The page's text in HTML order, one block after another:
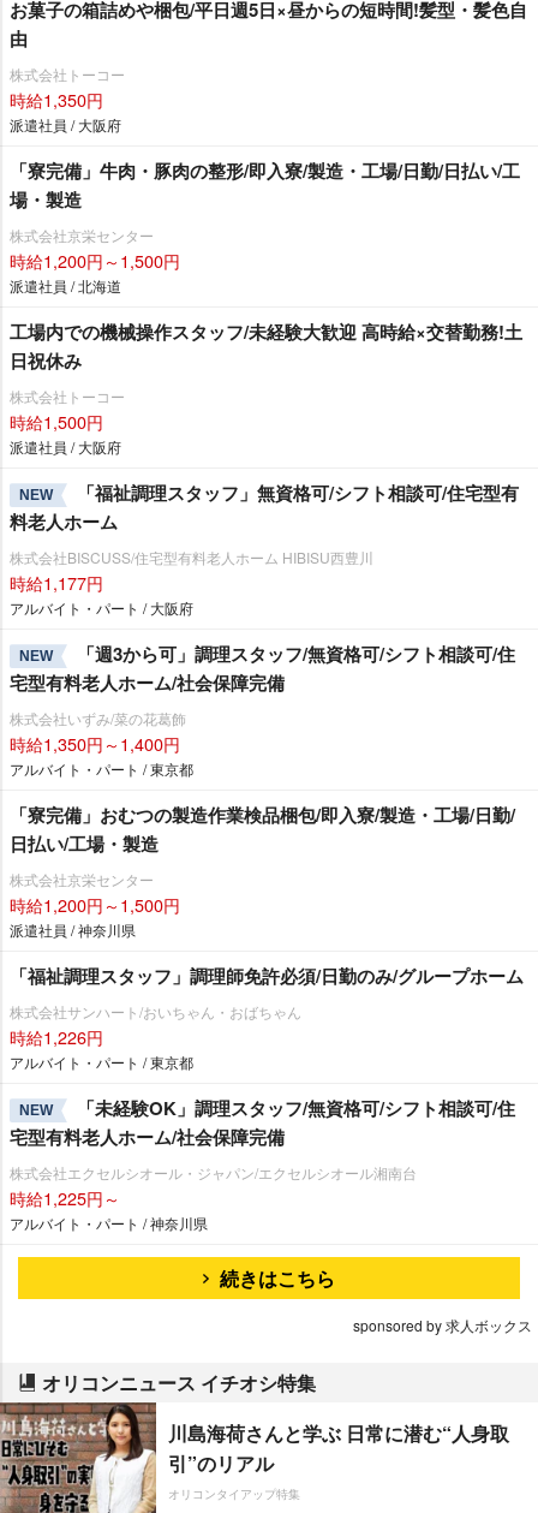
お菓子の箱詰めや梱包/平日週5日×昼からの短時間!髪型・髪色自
由
株式会社トーコー
時給1,350円
派遣社員 / 大阪府
「寮完備」牛肉・豚肉の整形/即入寮/製造・工場/日勤/日払い/工
場・製造
株式会社京栄センター
時給1,200円～1,500円
派遣社員 / 北海道
工場内での機械操作スタッフ/未経験大歓迎 高時給×交替勤務!土
日祝休み
株式会社トーコー
時給1,500円
派遣社員 / 大阪府
NEW
「福祉調理スタッフ」無資格可/シフト相談可/住宅型有
料老人ホーム
株式会社BISCUSS/住宅型有料老人ホーム HIBISU西豊川
時給1,177円
アルバイト・パート / 大阪府
NEW
「週3から可」調理スタッフ/無資格可/シフト相談可/住
宅型有料老人ホーム/社会保障完備
株式会社いずみ/菜の花葛飾
時給1,350円～1,400円
アルバイト・パート / 東京都
「寮完備」おむつの製造作業検品梱包/即入寮/製造・工場/日勤/
日払い/工場・製造
株式会社京栄センター
時給1,200円～1,500円
派遣社員 / 神奈川県
「福祉調理スタッフ」調理師免許必須/日勤のみ/グループホーム
株式会社サンハート/おいちゃん・おばちゃん
時給1,226円
アルバイト・パート / 東京都
NEW
「未経験OK」調理スタッフ/無資格可/シフト相談可/住
宅型有料老人ホーム/社会保障完備
株式会社エクセルシオール・ジャパン/エクセルシオール湘南台
時給1,225円～
アルバイト・パート / 神奈川県
続きはこちら
sponsored by 求人ボックス
オリコンニュース イチオシ特集
川島海荷さんと学ぶ 日常に潜む“人身取
引”のリアル
オリコンタイアップ特集